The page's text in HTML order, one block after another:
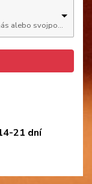
alebo svojpomocne
21 dní